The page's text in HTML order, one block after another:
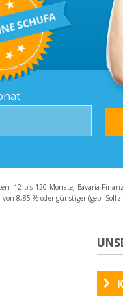
– FAQ
12 bis 120 Monate, Bavaria
8,85 % oder günstiger (geb.